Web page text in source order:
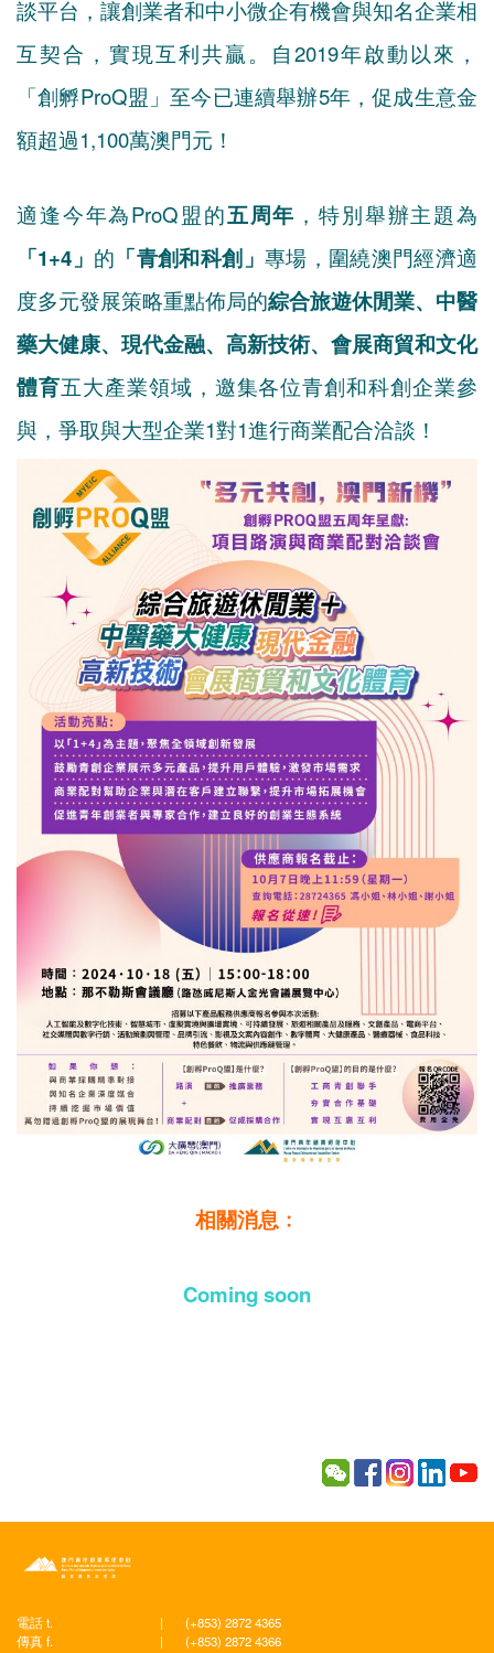
談平台，讓創業者和中小微企有機會與知名企業相
互契合，實現互利共贏。自2019年啟動以來，
「創孵ProQ盟」至今已連續舉辦5年，促成生意金
額超過1,100萬澳門元！
適逢今年為ProQ盟的五周年 ，特別舉辦主題為
「1+4」 的 「青創和科創」 專場，圍繞澳門經濟適
度多元發展策略重點佈局的綜合旅遊休閒業、中醫
藥大健康、現代金融、 高新技術、會展商貿和文化
體育五大產業領域，邀集各位青創和科創企業參
與，爭取與大型企業1對1進行商業配合洽談！
相關消息﹕
Coming soon
電話 t. |
(+853) 2872 4365
傳真 f.
|
(+853) 2872 4366